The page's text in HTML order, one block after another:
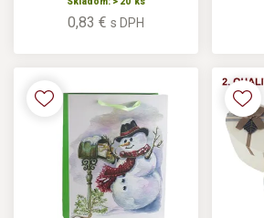
0,83 € s DPH